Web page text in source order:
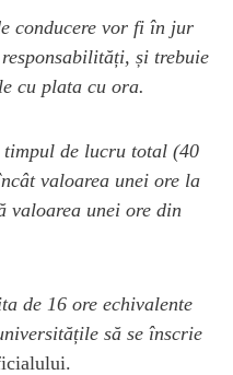
conducere vor fi în jur
și trebuie
cu plata cu ora.
de lucru total (40
valoarea unei ore la
valoarea unei ore din
de 16 ore echivalente
să se înscrie